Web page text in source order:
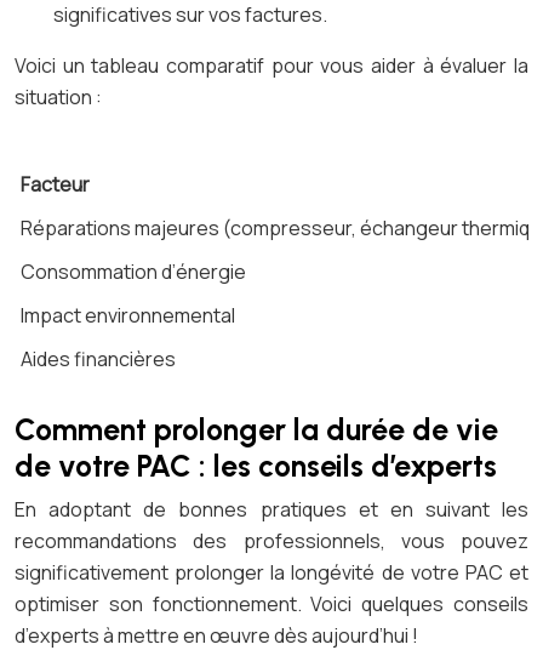
significatives sur vos factures.
Voici un tableau comparatif pour vous aider à évaluer la
situation :
Facteur
Réparations majeures (compresseur, échangeur
Consommation d’énergie
Impact environnemental
Aides financières
Comment prolonger la durée de vie
de votre PAC : les conseils d’experts
En adoptant de bonnes pratiques et en suivant les
recommandations des professionnels, vous pouvez
significativement prolonger la longévité de votre PAC et
optimiser son fonctionnement. Voici quelques conseils
d’experts à mettre en œuvre dès aujourd’hui !